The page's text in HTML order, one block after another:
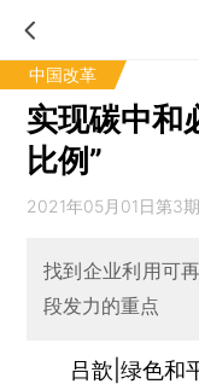
中国改革
实现碳中和
比例”
2021年05月01日第3期
找到企业利用可
段发力的重点
吕歆|绿色和